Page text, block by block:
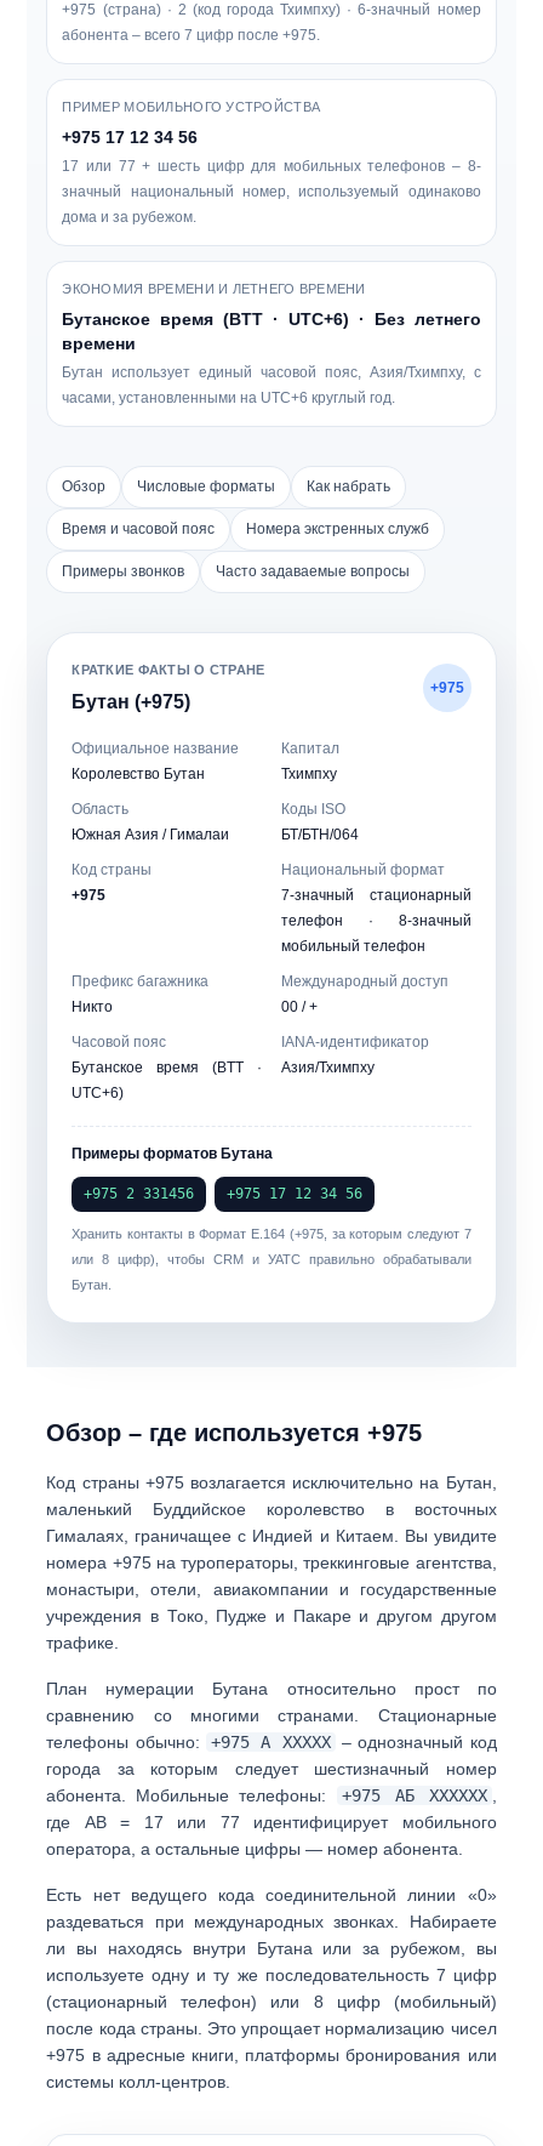
+975 (страна) · 2 (код города Тхимпху) · 6-значный номер
абонента – всего 7 цифр после +975.
ПРИМЕР МОБИЛЬНОГО УСТРОЙСТВА
+975 17 12 34 56
17 или 77 + шесть цифр для мобильных телефонов – 8-
значный национальный номер, используемый одинаково
дома и за рубежом.
ЭКОНОМИЯ ВРЕМЕНИ И ЛЕТНЕГО ВРЕМЕНИ
Бутанское время (BTT · UTC+6) · Без летнего
времени
Бутан использует единый часовой пояс, Азия/Тхимпху, с
часами, установленными на UTC+6 круглый год.
Обзор Числовые форматы Как набрать
Время и часовой пояс Номера экстренных служб
Примеры звонков Часто задаваемые вопросы
КРАТКИЕ ФАКТЫ О СТРАНЕ
Бутан (+975)
+975
Официальное название
Королевство Бутан
Капитал
Тхимпху
Область
Южная Азия / Гималаи
Коды ISO
БТ/БТН/064
Код страны
+975
Национальный формат
7-значный стационарный
телефон · 8-значный
мобильный телефон
Префикс багажника
Никто
Международный доступ
00 / +
Часовой пояс
Бутанское время (BTT ·
UTC+6)
IANA-идентификатор
Азия/Тхимпху
Примеры форматов Бутана
+975 2 331456 +975 17 12 34 56
Хранить контакты вФормат Е.164 (+975, за которым следуют 7
или 8 цифр), чтобы CRM и УАТС правильно обрабатывали
Бутан.
Обзор – где используется +975
Код страны +975возлагается исключительно на Бутан
маленький Буддийское королевство в восточных
Гималаях, граничащее с Индией и Китаем. Вы увидите
номера +975 натуроператоры, треккинговые агентства,
монастыри, отели, авиакомпании и государственные
учреждения в Токо, Пудже и Пакаре и другом другом
трафике.
План нумерации Бутана относительно прост по
сравнению со многими странами. Стационарные
телефоны обычно:
+975 А ХХХХХ – однозначный код
города за которым следует шестизначный номер
абонента. Мобильные телефоны:
+975 АБ ХХХХХХ
где АВ = 17 или 77 идентифицирует мобильного
оператора, а остальные цифры — номер абонента.
Есть нет ведущего кода соединительной линии «0»
раздеваться при международных звонках. Набираете
ли вы находясь внутри Бутана или за рубежом, вы
используете одну и ту же последовательность 7 цифр
(стационарный телефон) или 8 цифр (мобильный)
после кода страны. Это упрощает нормализацию чисел
+975 в адресные книги, платформы бронирования или
системы колл-центров.